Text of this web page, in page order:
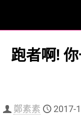
跑者啊!
鄭素素 2017-